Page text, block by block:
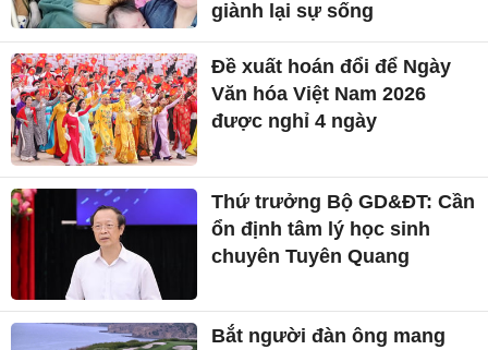
giành lại sự sống
Đề xuất hoán đổi để Ngày
Văn hóa Việt Nam 2026
được nghỉ 4 ngày
Thứ trưởng Bộ GD&ĐT: Cần
ổn định tâm lý học sinh
chuyên Tuyên Quang
Bắt người đàn ông mang